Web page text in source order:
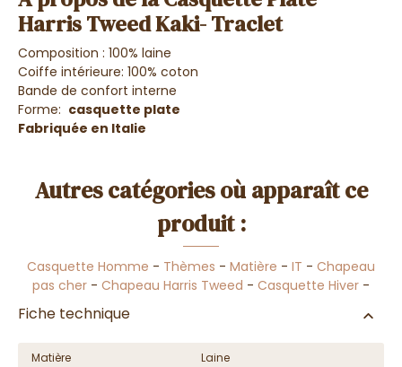
Harris Tweed Kaki- Traclet
Composition : 100% laine
Coiffe intérieure: 100% coton
Bande de confort interne
Forme: casquette plate
Fabriquée en Italie
Autres catégories où apparaît ce
produit :
Casquette Homme - Thèmes - Matière - IT - Chapeau
pas cher - Chapeau Harris Tweed - Casquette Hiver -
Fiche technique
Matière
Laine